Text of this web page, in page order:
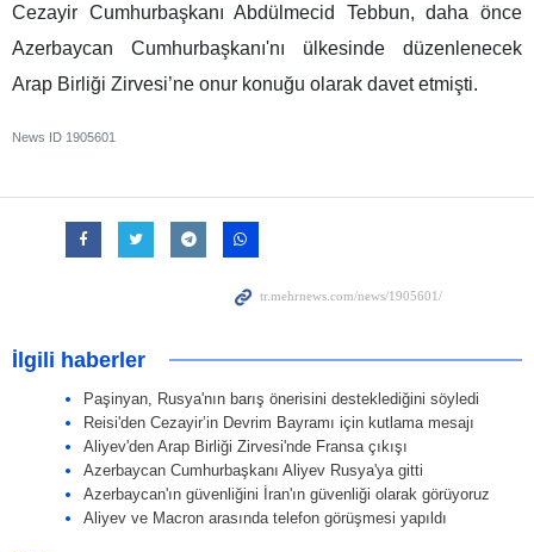
Cezayir Cumhurbaşkanı Abdülmecid Tebbun, daha önce
Azerbaycan Cumhurbaşkanı'nı ülkesinde düzenlenecek
Arap Birliği Zirvesi’ne onur konuğu olarak davet etmişti.
News ID 1905601
İlgili haberler
Paşinyan, Rusya'nın barış önerisini desteklediğini söyledi
Reisi'den Cezayir’in Devrim Bayramı için kutlama mesajı
Aliyev'den Arap Birliği Zirvesi'nde Fransa çıkışı
Azerbaycan Cumhurbaşkanı Aliyev Rusya'ya gitti
Azerbaycan'ın güvenliğini İran'ın güvenliği olarak görüyoruz
Aliyev ve Macron arasında telefon görüşmesi yapıldı